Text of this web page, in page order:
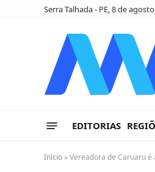
Serra Talhada - PE, 8 de
EDITORIAS
Início »Vereadora de Caruaru